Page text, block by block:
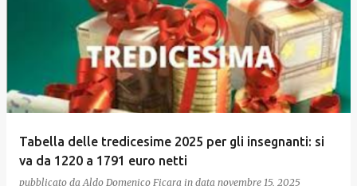
Tabella delle tredicesime 2025 per gli insegnanti: si
va da 1220 a 1791 euro netti
pubblicato da Aldo Domenico Ficara in data novembre 15, 2025